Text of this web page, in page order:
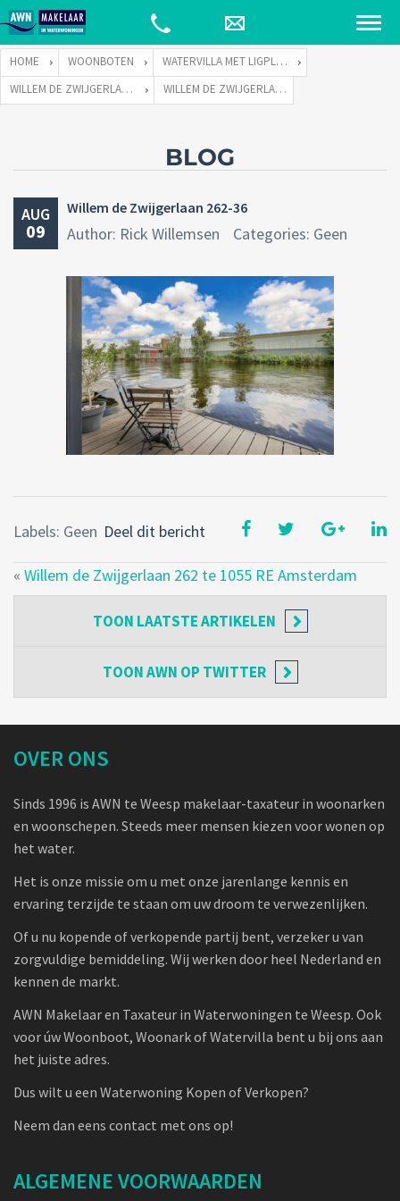
HOME WOONBOTEN
WATERVILLA MET LIGPLAATS
WILLEM DE ZWIJGERLAAN 262 TE 1055 RE AMSTERDAM
WILLEM DE ZWIJGERLAAN 262-36
BLOG
AUG
09
Willem de Zwijgerlaan 262-36
Author: Rick Willemsen Categories: Geen
Deel dit bericht
Labels: Geen
« Willem de Zwijgerlaan 262 te 1055 RE Amsterdam
TOON LAATSTE ARTIKELEN
TOONAWN OP TWITTER
OVER ONS
Sinds 1996 is AWN te Weesp makelaar-taxateur in woonarken
en woonschepen. Steeds meer mensen kiezen voor wonen op
het water.
Het is onze missie om u met onze jarenlange kennis en
ervaring terzijde te staan om uw droom te verwezenlijken.
Of u nu kopende of verkopende partij bent, verzeker u van
zorgvuldige bemiddeling. Wij werken door heel Nederland en
kennen de markt.
AWN Makelaar en Taxateur in Waterwoningen te Weesp. Ook
voor úw Woonboot, Woonark of Watervilla bent u bij ons aan
het juiste adres.
Dus wilt u een Waterwoning Kopen of Verkopen?
Neem dan eens contact met ons op!
ALGEMENE VOORWAARDEN